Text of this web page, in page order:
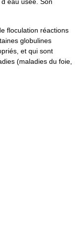
floculation réactions
globulines
et qui sont
(maladies du foie,